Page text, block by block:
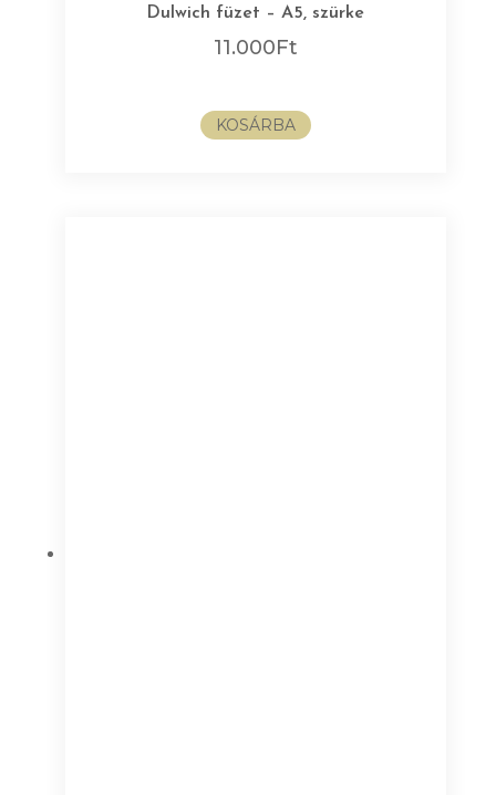
Dulwich füzet – A5, szürke
11.000Ft
KOSÁRBA